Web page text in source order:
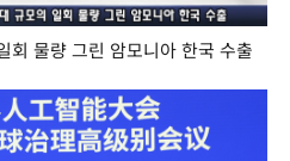
회 물량 그린 암모니아 한국 수출